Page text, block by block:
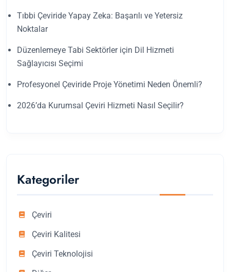
Tıbbi Çeviride Yapay Zeka: Başarılı ve Yetersiz
Noktalar
Düzenlemeye Tabi Sektörler için Dil Hizmeti
Sağlayıcısı Seçimi
Profesyonel Çeviride Proje Yönetimi Neden Önemli?
2026’da Kurumsal Çeviri Hizmeti Nasıl Seçilir?
Kategoriler
Çeviri
Çeviri Kalitesi
Çeviri Teknolojisi